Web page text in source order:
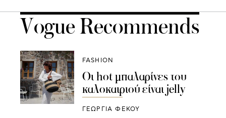
Vogue Recommends
FASHION
Οι hot μπαλαρίνες του
καλοκαιριού είναι jelly
ΓΕΩΡΓΙΑ ΦΕΚΟΥ